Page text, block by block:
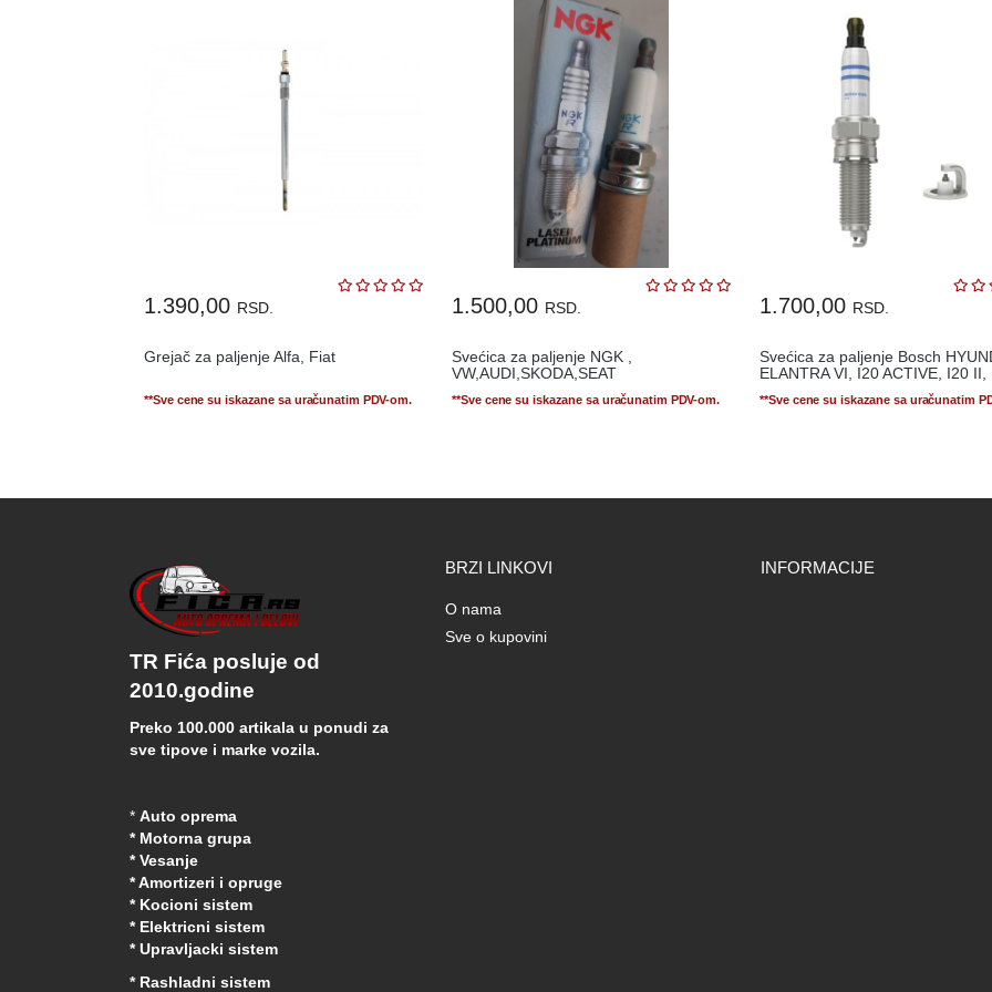
1.390,00 RSD.
Grejač za paljenje Alfa, Fiat
**Sve cene su iskazane sa uračunatim PDV-om.
1.500,00 RSD.
Svećica za paljenje NGK ,
VW,AUDI,SKODA,SEAT
**Sve cene su iskazane sa uračunatim PDV-om.
1.700,00 RSD.
Svećica za paljenje Bosch
ELANTRA VI, I20 ACTIVE, I20 II,
**Sve cene su iskazane sa uračunatim
TR Fića posluje od
2010.godine
Preko 100.000 artikala u ponudi za
sve tipove i marke vozila.
* Auto oprema
* Motorna grupa
* Vesanje
* Amortizeri i opruge
* Kocioni sistem
* Elektricni sistem
* Upravljacki sistem
* Rashladni sistem
BRZI LINKOVI
O nama
Sve o kupovini
INFORMACIJE